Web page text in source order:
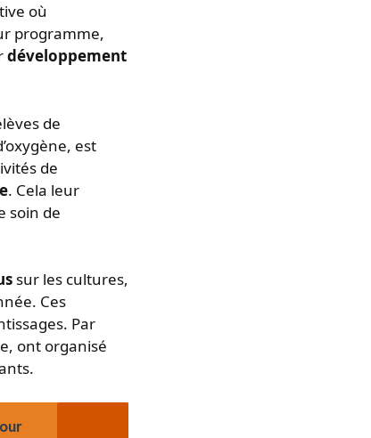
où
programme,
développement
de
est
de
. Cela leur
soin de
sur les cultures,
Ces
Par
ont organisé